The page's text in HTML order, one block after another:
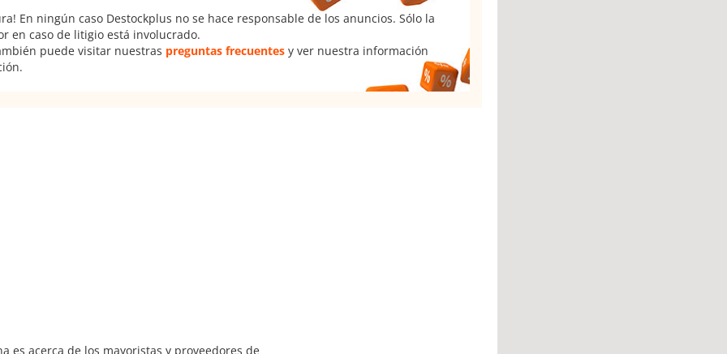
En ningún caso Destockplus no se hace responsable de los anuncios. Sólo la
en caso de litigio está involucrado.
puede visitar nuestras preguntas frecuentes y ver nuestra información
es acerca de los mayoristas y proveedores de